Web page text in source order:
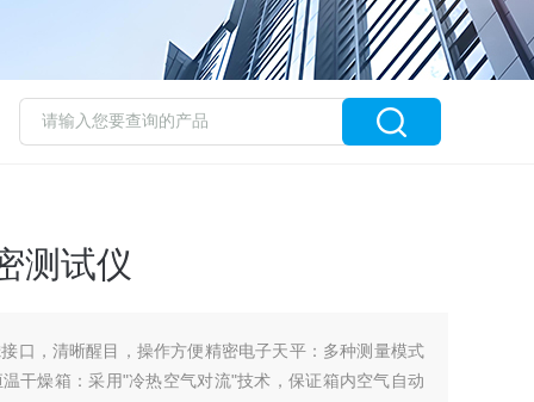
测试仪
口，清晰醒目，操作方便精密电子天平：多种测量模式
干燥箱：采用"冷热空气对流"技术，保证箱内空气自动